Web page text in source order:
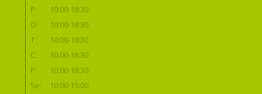
P:
10:00-18:30
O:
10:00-18:30
T:
10:00-18:30
C:
10:00-18:30
P:
10:00-18:30
Se:
10:00-15:00